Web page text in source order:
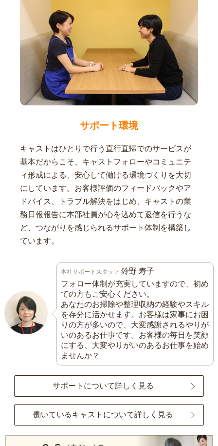
サポート環境
キャストはひとりで行う直行直帰でのサービスが
基本だからこそ、キャストフォローやコミュニテ
ィ形成による、安心して働ける環境づくりを大切
にしています。お客様評価のフィードバックやア
ドバイス、トラブル解決をはじめ、キャストの業
務日報報告に本部社員が心を込めて返信を行うな
ど、つながりを感じられるサポート体制を構築し
ています。
本社サポートスタッフ 鈴野 寿子
フォロー体制が充実していますので、初め
ての方もご安心ください。
あなたのお掃除や整理収納の経験やスキル
を存分に活かせます。お客様は家事にお困
りの方が多いので、大変感謝されるやりが
いのあるお仕事です。お客様の毎日を笑顔
にする、大変やりがいのあるお仕事を始め
ませんか？
サポートについて詳しく見る
働いているキャストについて詳しく見る